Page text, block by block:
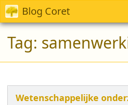
Blog Coret
Tag:
Wetenschappelijke